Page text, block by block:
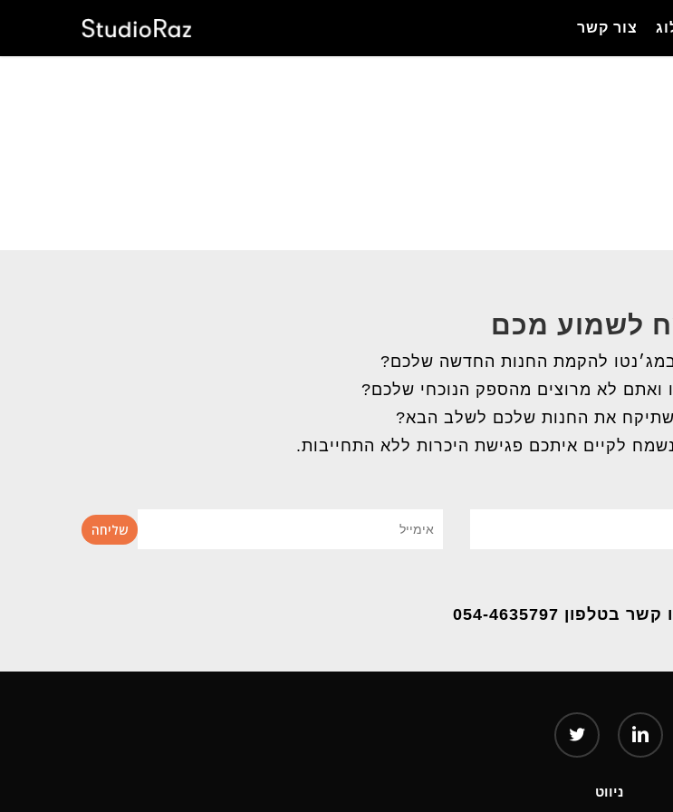
צור קשר
לשמוע מכם
להקמת החנות החדשה שלכם?
ואתם לא מרוצים מהספק הנוכחי שלכם?
שתיקח את החנות שלכם לשלב הבא?
לקיים איתכם פגישת היכרות ללא התחייבות.
054-4635797
twitter linkedin
ניווט